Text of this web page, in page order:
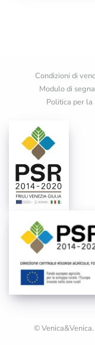
Condizioni di
Modulo di
Politica per
©